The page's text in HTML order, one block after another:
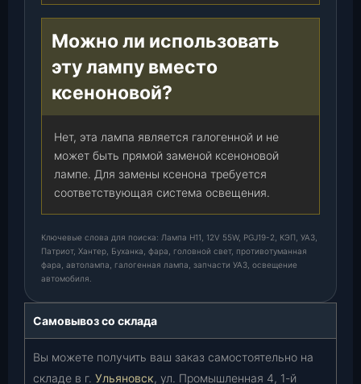
Можно ли использовать
эту лампу вместо
ксеноновой?
Нет, эта лампа является галогенной и не
может быть прямой заменой ксеноновой
лампе. Для замены ксенона требуется
соответствующая система освещения.
Ключевые слова для поиска: Лампа H11, 12V 55W, PGJ19-2, КЭП, УАЗ,
Патриот, Хантер, Буханка, фара, головной свет, противотуманная
фара, автолампа, галогенная лампа, запчасти УАЗ, освещение
автомобиля.
Самовывоз со склада
Вы можете получить ваш заказ самостоятельно на
складе в г. Ульяновск, ул. Промышленная 4, 1-й